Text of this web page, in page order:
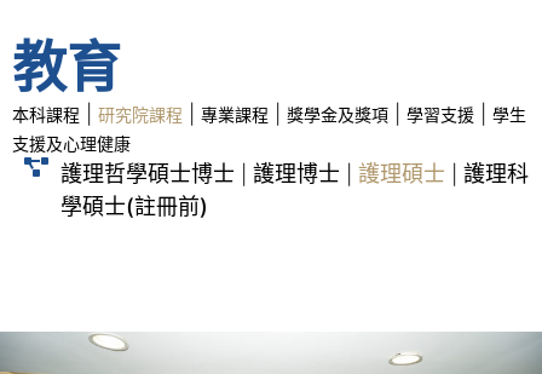
教育
本科課程 研究院課程 專業課程 獎學金及獎項 學習支援
學生
支援及心理健康
護理哲學碩士博士 護理博士 護理碩士
護理科
學碩士(註冊前)